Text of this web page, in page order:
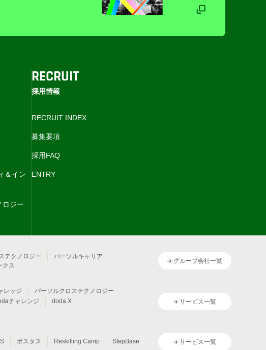
＆イン
ロジー
RECRUIT
採用情報
RECRUIT INDEX
募集要項
採用FAQ
ENTRY
テクノロジー
パーソルキャリア
クス
グループ会社一覧
レッジ
パーソルクロステクノロジー
チャレンジ
doda X
サービス一覧
ポスタス Reskilling Camp StepBase サービス一覧